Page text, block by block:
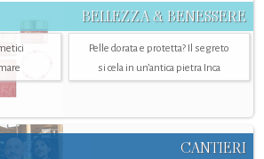
BELLEZZA & BENESSERE
Pelle dorata e protetta? Il segreto
si cela in un’antica pietra Inca
CANTIERI